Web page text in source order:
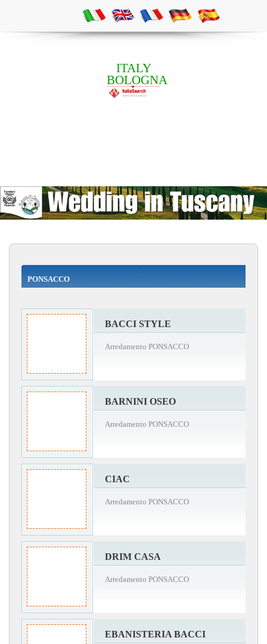
ITALY
BOLOGNA
PONSACCO
BACCI STYLE
Arredamento PONSACCO
BARNINI OSEO
Arredamento PONSACCO
CIAC
Arredamento PONSACCO
DRIM CASA
Arredamento PONSACCO
EBANISTERIA BACCI